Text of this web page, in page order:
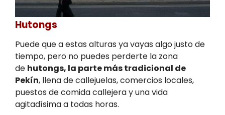
Hutongs
Puede que a estas alturas ya vayas algo justo de
tiempo, pero no puedes perderte la zona
de hutongs, la parte más tradicional de
Pekín, llena de callejuelas, comercios locales,
puestos de comida callejera y una vida
agitadísima a todas horas.